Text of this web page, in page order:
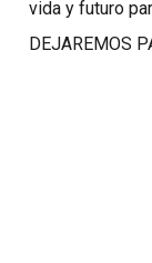
vida y futuro
DEJAREMOS